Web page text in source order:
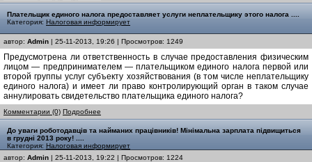
Плательщик единого налога предоставляет услуги неплательщику этого налога ....
Категория: Налоговая информирует
автор: Admin | 25-11-2013, 19:26 | Просмотров: 1249
Предусмотрена ли ответственность в случае предоставления физическим
лицом — предпринимателем — плательщиком единого налога первой или
второй группы услуг субъекту хозяйствования (в том числе неплательщику
единого налога) и имеет ли право контролирующий орган в таком случае
аннулировать свидетельство плательщика единого налога?
Комментарии (0) Подробнее
До уваги роботодавців та найманих працівників! Мінімальна зарплата підвищиться
в грудні 2013 року! ....
Категория: Налоговая информирует
автор: Admin | 25-11-2013, 19:22 | Просмотров: 1224